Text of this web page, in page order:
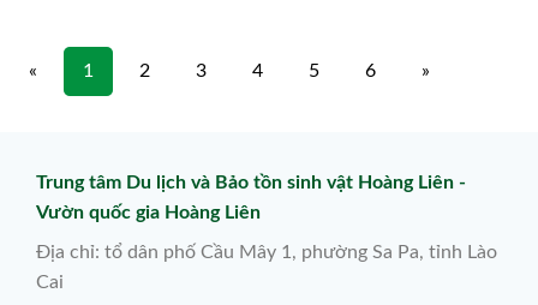
« 1 2 3 4 5 6 »
Trung tâm Du lịch và Bảo tồn sinh vật Hoàng Liên -
Vườn quốc gia Hoàng Liên
Địa chỉ: tổ dân phố Cầu Mây 1, phường Sa Pa, tỉnh Lào
Cai